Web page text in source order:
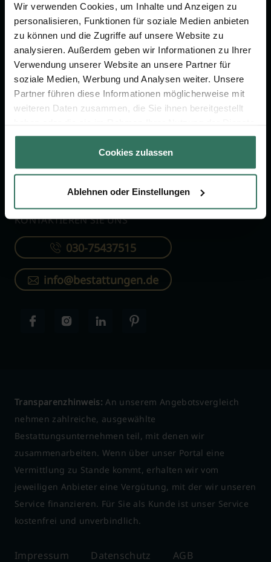
Wir verwenden Cookies, um Inhalte und Anzeigen zu
personalisieren, Funktionen für soziale Medien anbieten
zu können und die Zugriffe auf unsere Website zu
analysieren. Außerdem geben wir Informationen zu Ihrer
Verwendung unserer Website an unsere Partner für
soziale Medien, Werbung und Analysen weiter. Unsere
Partner führen diese Informationen möglicherweise mit
weiteren Daten zusammen, die Sie ihnen bereitgestellt
gesammelt haben.
Cookies zulassen
Ablehnen oder Einstellungen
FÜR SIE
Vergleich
Ratgeber
Verzeichnis
FÜR BESTATTER
Online-Portal
Kostenlos registrieren
KONTAKTIEREN SIE UNS
030-75437515
info@bestattungen.de
Transparenzhinweis: An unserem Angebotsvergleich
nehmen zahlreiche, ausgewählte
Bestattungsunternehmen teil, mit denen wir
zusammenarbeiten. Wenn über unser Portal eine
Vermittlung zu Stande kommt, erhalten wir vom
jeweiligen Anbieter eine Vergütung, mit der wir unseren
Service finanzieren. Für Sie als Kunde ist unser Service
kostenfrei und unverbindlich.
Impressum Datenschutz AGB